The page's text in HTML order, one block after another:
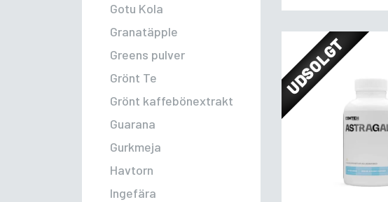
Gotu Kola
Granatäpple
Greens pulver
Grönt Te
Grönt kaffebönextrakt
Guarana
Gurkmeja
Havtorn
Ingefära
UDSOLGT